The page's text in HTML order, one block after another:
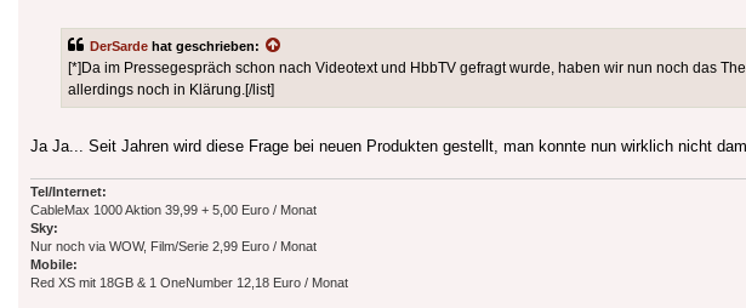
DerSarde hat geschrieben:
[*]Da im Pressegespräch schon nach Videotext und HbbTV gefragt wurde, haben wir nun noch das
allerdings noch in Klärung.[/list]
Ja Ja... Seit Jahren wird diese Frage bei neuen Produkten gestellt, man konnte nun wirklich nicht
Tel/Internet:
CableMax 1000 Aktion 39,99 + 5,00 Euro / Monat
Sky:
Nur noch via WOW, Film/Serie 2,99 Euro / Monat
Mobile:
Red XS mit 18GB & 1 OneNumber 12,18 Euro / Monat